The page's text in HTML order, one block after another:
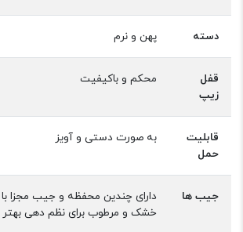
دسته پهن و نرم
قفل
زیپ
محکم و باکیفیت
قابلیت
حمل
به صورت دستی و آویز
جیب ها
دارای چندین محفظه و جیب مجزا
خشک و مرطوب برای نظم دهی بهتر